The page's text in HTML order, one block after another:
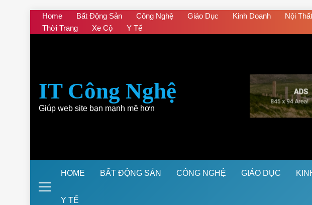
SkipHome Bất Động Sản Công Nghệ Giáo Dục Kinh Doanh Nội Thất
Thời Trang
Xe Cộ Y Tế
IT Công Nghệ
Giúp web site bạn mạnh mẽ hơn
HOME BẤT ĐỘNG SẢN CÔNG NGHỆ GIÁO DỤC
Y TẾ